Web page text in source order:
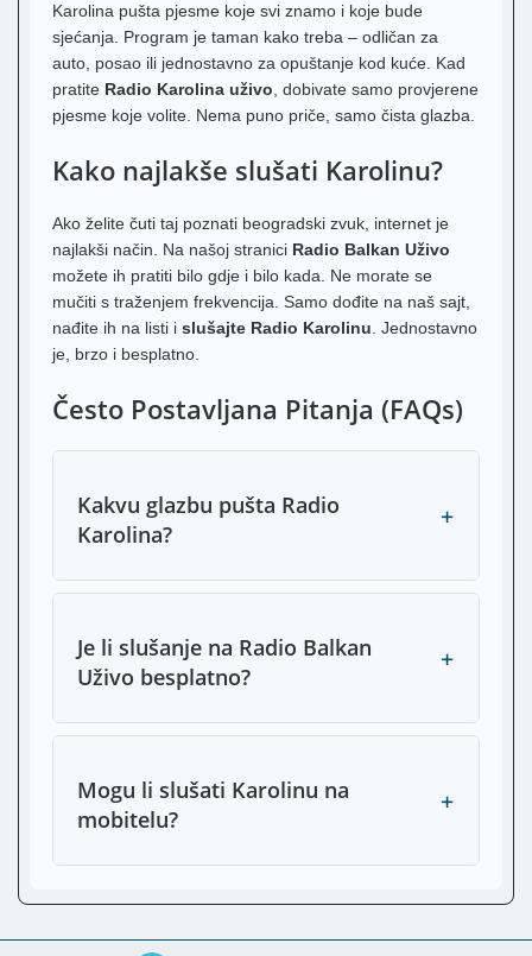
Karolina pušta pjesme koje svi znamo i koje bude
sjećanja. Program je taman kako treba – odličan za
auto, posao ili jednostavno za opuštanje kod kuće. Kad
pratite Radio Karolina uživo , dobivate samo provjerene
pjesme koje volite. Nema puno priče, samo čista glazba.
Kako najlakše slušati Karolinu?
Ako želite čuti taj poznati beogradski zvuk, internet je
najlakši način. Na našoj stranici Radio Balkan Uživo
možete ih pratiti bilo gdje i bilo kada. Ne morate se
mučiti s traženjem frekvencija. Samo dođite na naš sajt,
nađite ih na listi i slušajte Radio Karolinu . Jednostavno
je, brzo i besplatno.
Često Postavljana Pitanja (FAQs)
Kakvu glazbu pušta Radio
Karolina?
+
Je li slušanje na Radio Balkan
Uživo besplatno?
+
Mogu li slušati Karolinu na
mobitelu?
+